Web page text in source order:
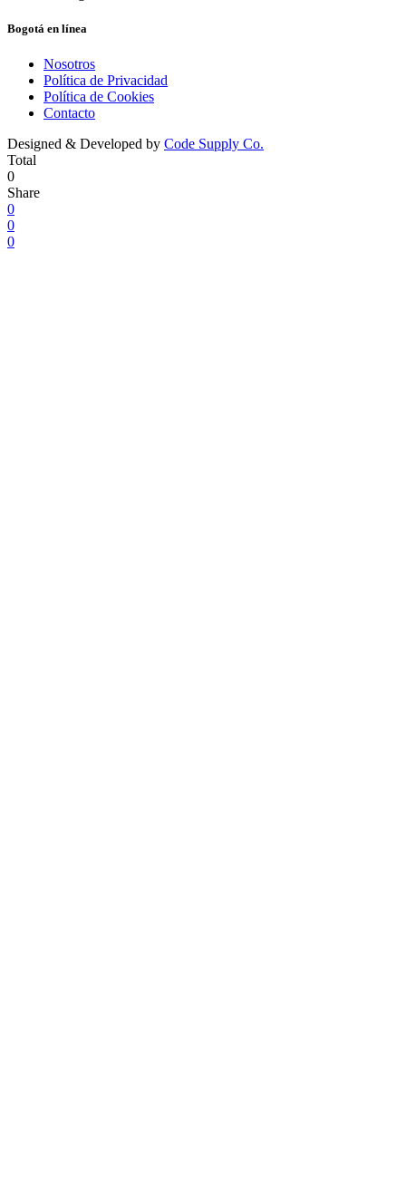
Bogotá en línea
Nosotros
Política de Privacidad
Política de Cookies
Contacto
Designed & Developed by Code Supply Co.
Total
0
Share
0
0
0